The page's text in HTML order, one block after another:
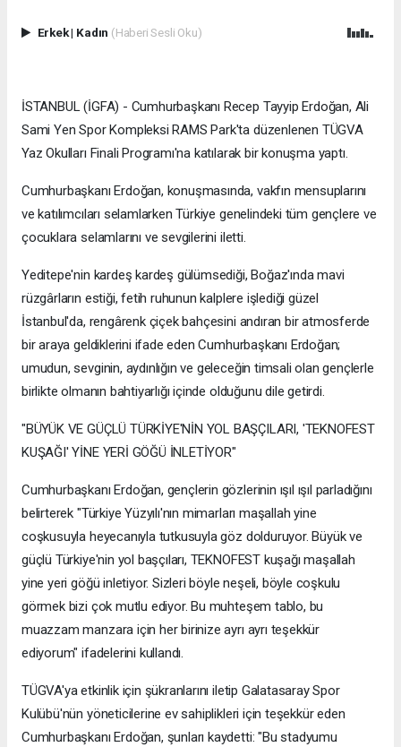
Erkek| Kadın (Haberi Sesli Oku)
İSTANBUL (İGFA) - Cumhurbaşkanı Recep Tayyip Erdoğan, Ali
Sami Yen Spor Kompleksi RAMS Park'ta düzenlenen TÜGVA
Yaz Okulları Finali Programı'na katılarak bir konuşma yaptı.
Cumhurbaşkanı Erdoğan, konuşmasında, vakfın mensuplarını
ve katılımcıları selamlarken Türkiye genelindeki tüm gençlere ve
çocuklara selamlarını ve sevgilerini iletti.
Yeditepe'nin kardeş kardeş gülümsediği, Boğaz'ında mavi
rüzgârların estiği, fetih ruhunun kalplere işlediği güzel
İstanbul'da, rengârenk çiçek bahçesini andıran bir atmosferde
bir araya geldiklerini ifade eden Cumhurbaşkanı Erdoğan;
umudun, sevginin, aydınlığın ve geleceğin timsali olan gençlerle
birlikte olmanın bahtiyarlığı içinde olduğunu dile getirdi.
"BÜYÜK VE GÜÇLÜ TÜRKİYE'NİN YOL BAŞÇILARI, 'TEKNOFEST
KUŞAĞI' YİNE YERİ GÖĞÜ İNLETİYOR"
Cumhurbaşkanı Erdoğan, gençlerin gözlerinin ışıl ışıl parladığını
belirterek "Türkiye Yüzyılı'nın mimarları maşallah yine
coşkusuyla heyecanıyla tutkusuyla göz dolduruyor. Büyük ve
güçlü Türkiye'nin yol başçıları, TEKNOFEST kuşağı maşallah
yine yeri göğü inletiyor. Sizleri böyle neşeli, böyle coşkulu
görmek bizi çok mutlu ediyor. Bu muhteşem tablo, bu
muazzam manzara için her birinize ayrı ayrı teşekkür
ediyorum" ifadelerini kullandı.
TÜGVA'ya etkinlik için şükranlarını iletip Galatasaray Spor
Kulübü'nün yöneticilerine ev sahiplikleri için teşekkür eden
Cumhurbaşkanı Erdoğan, şunları kaydetti: "Bu stadyumu